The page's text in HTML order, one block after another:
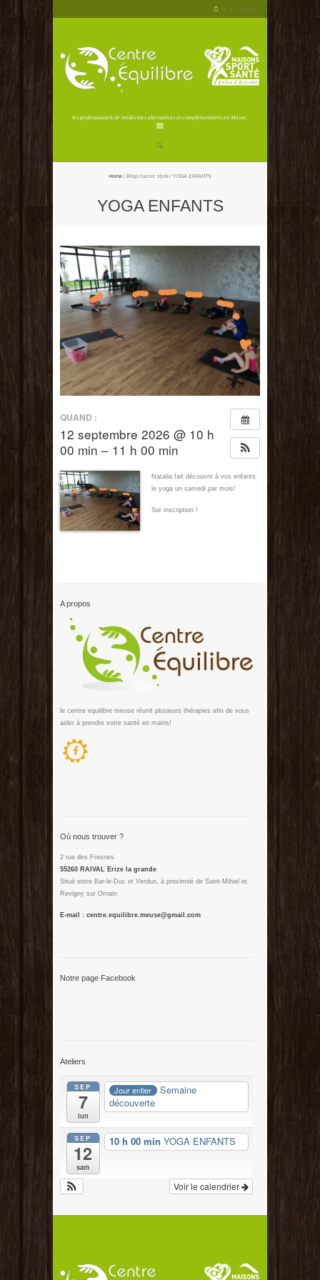
06 40 16 68 86
les professionnels de médecines alternatives et complémentaires en Meuse.
Home Blog classic style YOGA ENFANTS
YOGA ENFANTS
QUAND :
12 septembre 2026 @ 10 h
00 min – 11 h 00 min
Natalia fait découvrir à vos enfants
le yoga un samedi par mois!
Sur inscription !
A propos
le centre equilibre meuse réunit plusieurs thérapies afin de vous
aider à prendre votre santé en mains!
Où nous trouver ?
2 rue des Fresnes
55260 RAIVAL Erize la grande
Situé entre Bar-le-Duc et Verdun, à proximité de Saint-Mihiel et
Revigny sur Ornain
E-mail : centre.equilibre.meuse@gmail.com
Notre page Facebook
Ateliers
SEP
7
lun
Jour entier
Semaine
découverte
SEP
12
sam
10 h 00 min YOGA ENFANTS
Voir le calendrier